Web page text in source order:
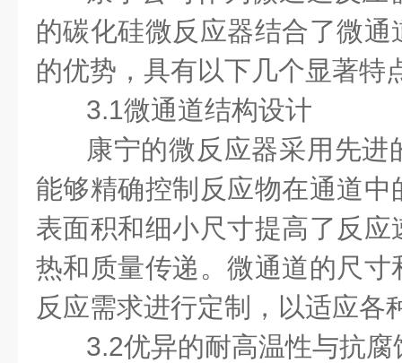
的碳化硅微反应器结合了微
的优势，具有以下几个显著
3.1微通道结构设计
康宁的微反应器采用先进
能够精确控制反应物在通道
表面积和细小尺寸提高了反
热和质量传递。微通道的尺
反应需求进行定制，以适应
3.2优异的耐高温性与抗